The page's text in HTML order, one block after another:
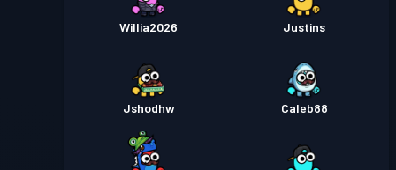
Willia2026 Justins
Jshodhw Caleb88